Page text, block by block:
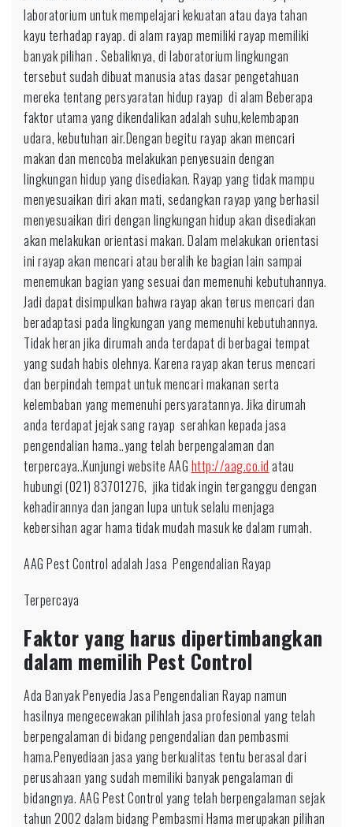
laboratorium untuk mempelajari kekuatan atau daya tahan
kayu terhadap rayap. di alam rayap memiliki rayap memiliki
banyak pilihan . Sebaliknya, di laboratorium lingkungan
tersebut sudah dibuat manusia atas dasar pengetahuan
mereka tentang persyaratan hidup rayap di alam Beberapa
faktor utama yang dikendalikan adalah suhu,kelembapan
udara, kebutuhan air.Dengan begitu rayap akan mencari
makan dan mencoba melakukan penyesuain dengan
lingkungan hidup yang disediakan. Rayap yang tidak mampu
menyesuaikan diri akan mati, sedangkan rayap yang berhasil
menyesuaikan diri dengan lingkungan hidup akan disediakan
akan melakukan orientasi makan. Dalam melakukan orientasi
ini rayap akan mencari atau beralih ke bagian lain sampai
menemukan bagian yang sesuai dan memenuhi kebutuhannya.
Jadi dapat disimpulkan bahwa rayap akan terus mencari dan
beradaptasi pada lingkungan yang memenuhi kebutuhannya.
Tidak heran jika dirumah anda terdapat di berbagai tempat
yang sudah habis olehnya. Karena rayap akan terus mencari
dan berpindah tempat untuk mencari makanan serta
kelembaban yang memenuhi persyaratannya. Jika dirumah
anda terdapat jejak sang rayap serahkan kepada jasa
pengendalian hama..yang telah berpengalaman dan
terpercaya..Kunjungi website AAG http://aag.co.id atau
hubungi (021) 83701276, jika tidak ingin terganggu dengan
kehadirannya dan jangan lupa untuk selalu menjaga
kebersihan agar hama tidak mudah masuk ke dalam rumah.
AAG Pest Control adalah Jasa Pengendalian Rayap
Terpercaya
Faktor yang harus dipertimbangkan
dalam memilih Pest Control
Ada Banyak Penyedia Jasa Pengendalian Rayap namun
hasilnya mengecewakan pilihlah jasa profesional yang telah
berpengalaman di bidang pengendalian dan pembasmi
hama.Penyediaan jasa yang berkualitas tentu berasal dari
perusahaan yang sudah memiliki banyak pengalaman di
bidangnya. AAG Pest Control yang telah berpengalaman sejak
tahun 2002 dalam bidang Pembasmi Hama merupakan pilihan